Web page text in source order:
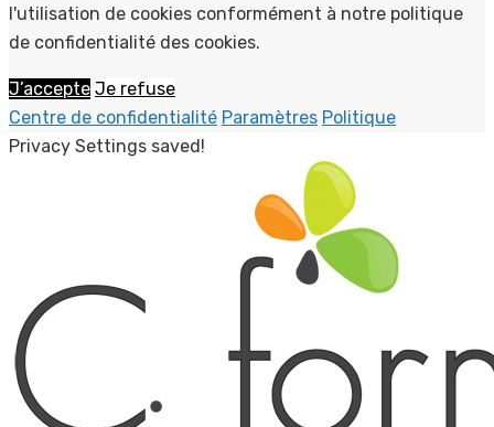
l'utilisation de cookies conformément à notre politique
de confidentialité des cookies.
J’accepte Je refuse
Centre de confidentialité Paramètres Politique
Privacy Settings saved!